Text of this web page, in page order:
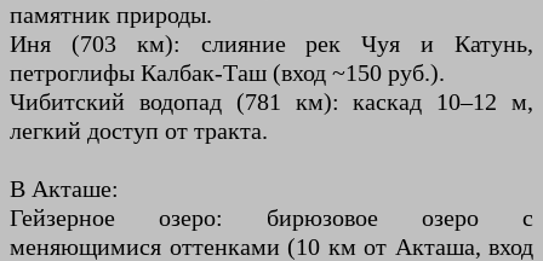
памятник природы.
Иня (703 км): слияние рек Чуя и Катунь,
петроглифы Калбак-Таш (вход ~150 руб.).
Чибитский водопад (781 км): каскад 10–12 м,
легкий доступ от тракта.
В Акташе:
Гейзерное озеро: бирюзовое озеро с
меняющимися оттенками (10 км от Акташа, вход